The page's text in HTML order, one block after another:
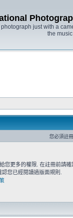
just with a
the
您必須註
您更多的權限. 在註冊前請確
您已經閱讀過版面規則.